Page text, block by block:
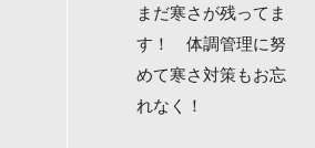
まだ寒さが残ってま
す！ 体調管理に努
めて寒さ対策もお忘
れなく！